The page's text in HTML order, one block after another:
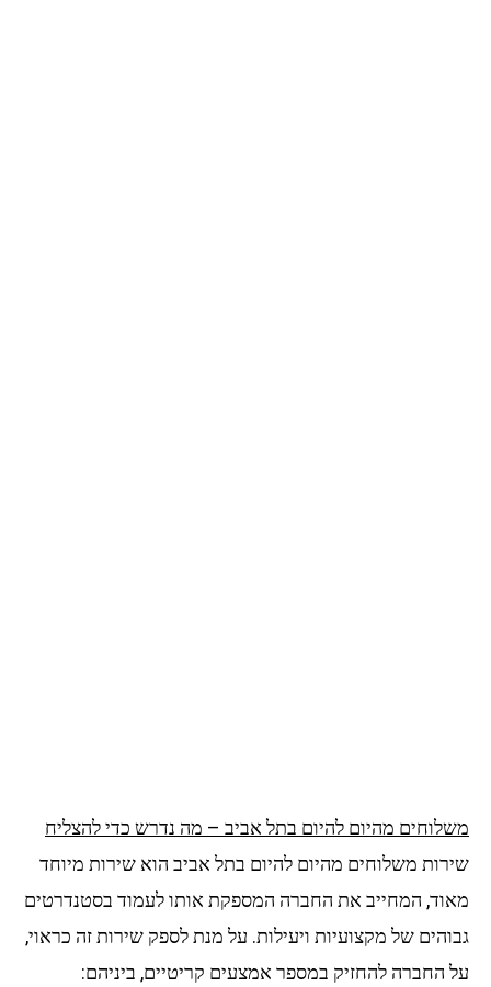
משלוחים מהיום להיום בתל אביב – מה נדרש כדי להצליח
שירות משלוחים מהיום להיום בתל אביב הוא שירות מיוחד
מאוד, המחייב את החברה המספקת אותו לעמוד בסטנדרטים
גבוהים של מקצועיות ויעילות. על מנת לספק שירות זה כראוי,
על החברה להחזיק במספר אמצעים קריטיים, ביניהם: